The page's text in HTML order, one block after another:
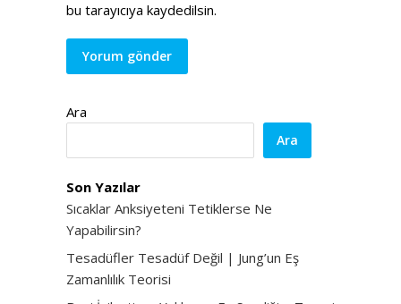
bu tarayıcıya kaydedilsin.
Ara
Ara
Son Yazılar
Sıcaklar Anksiyeteni Tetiklerse Ne
Yapabilirsin?
Tesadüfler Tesadüf Değil | Jung’un Eş
Zamanlılık Teorisi